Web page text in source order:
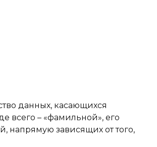
данных, касающихся
всего – «фамильной», его
напрямую зависящих от того,